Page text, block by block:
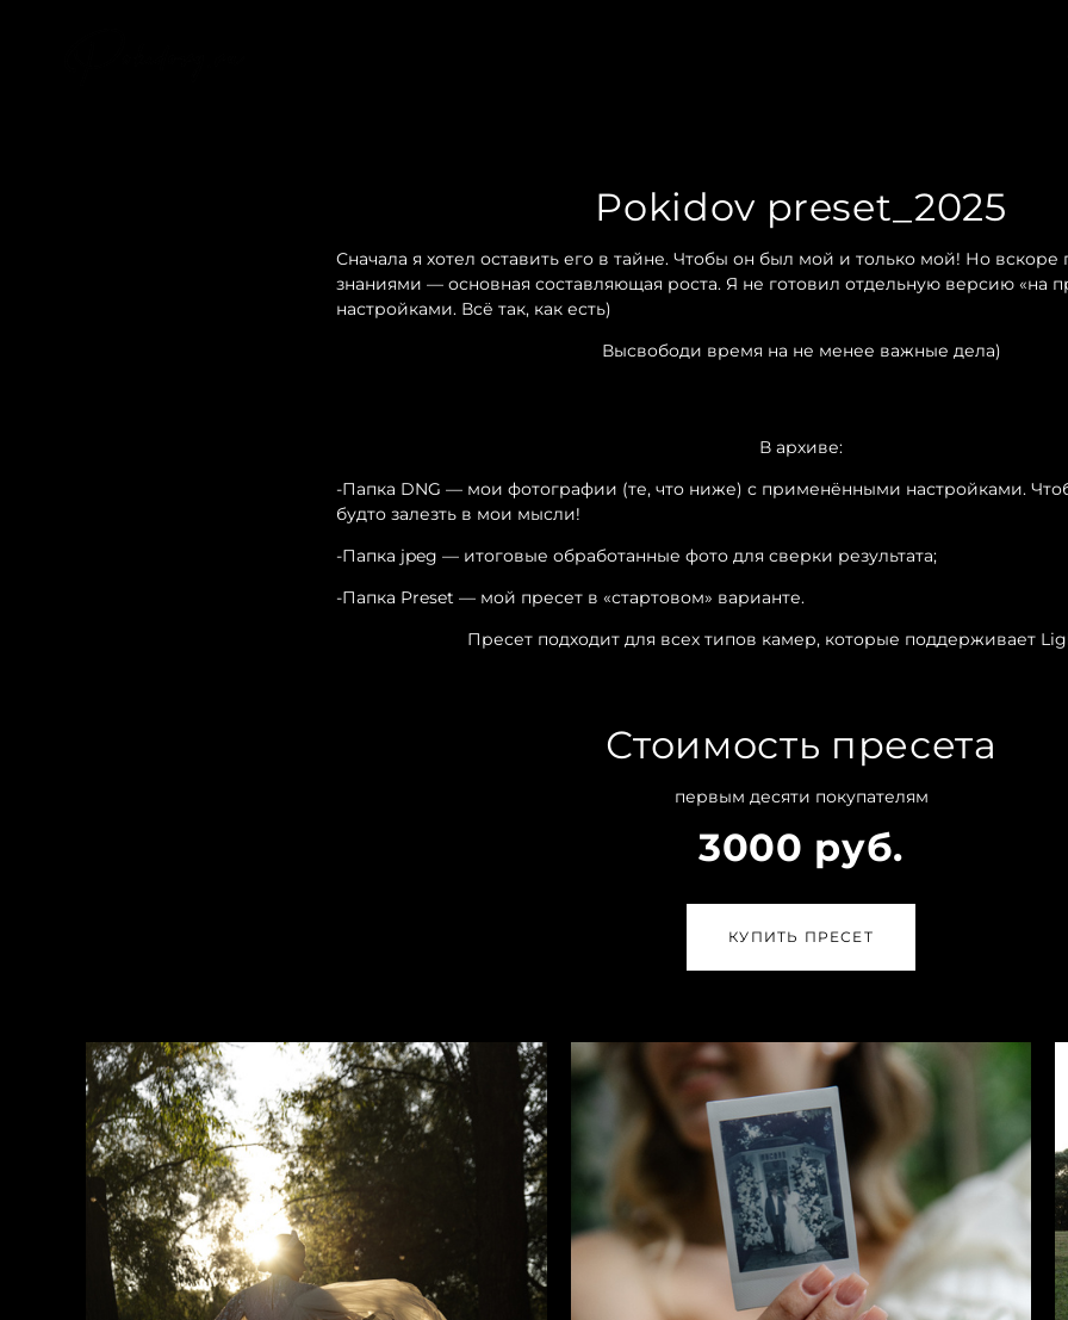
Pokidov preset_2025
Сначала я хотел оставить его в тайне. Чтобы он был мой и только мой! Но вскоре
знаниями — основная составляющая роста. Я не готовил отдельную версию «на
настройками. Всё так, как есть)
Высвободи время на не менее важные дела)
В архиве:
-Папка DNG — мои фотографии (те, что ниже) с применёнными настройками.
будто залезть в мои мысли!
-Папка jpeg — итоговые обработанные фото для сверки результата;
-Папка Preset — мой пресет в «стартовом» варианте.
Пресет подходит для всех типов камер, которые поддерживает
Стоимость пресета
первым десяти покупателям
3000 руб.
КУПИТЬ ПРЕСЕТ